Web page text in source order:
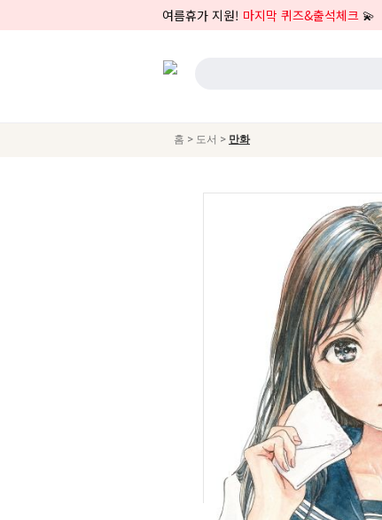
여름휴가 지원! 마지막 퀴즈&출석체크 💫
홈 > 도서 > 만화